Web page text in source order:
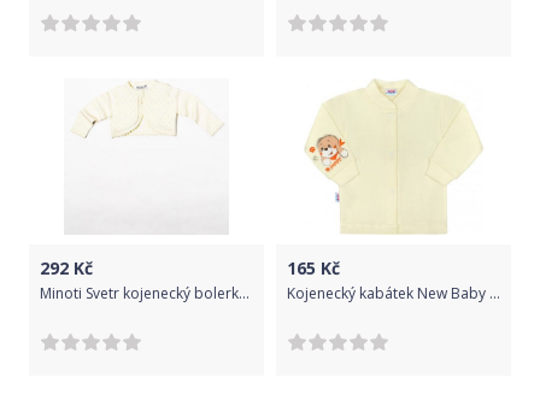
292 Kč
Minoti Svetr kojenecký bolerko, Minoti, BOW 8, béžová - 86/92
165 Kč
Kojenecký kabátek New Baby puppy béžový, Béžová, 74 (6-9m)